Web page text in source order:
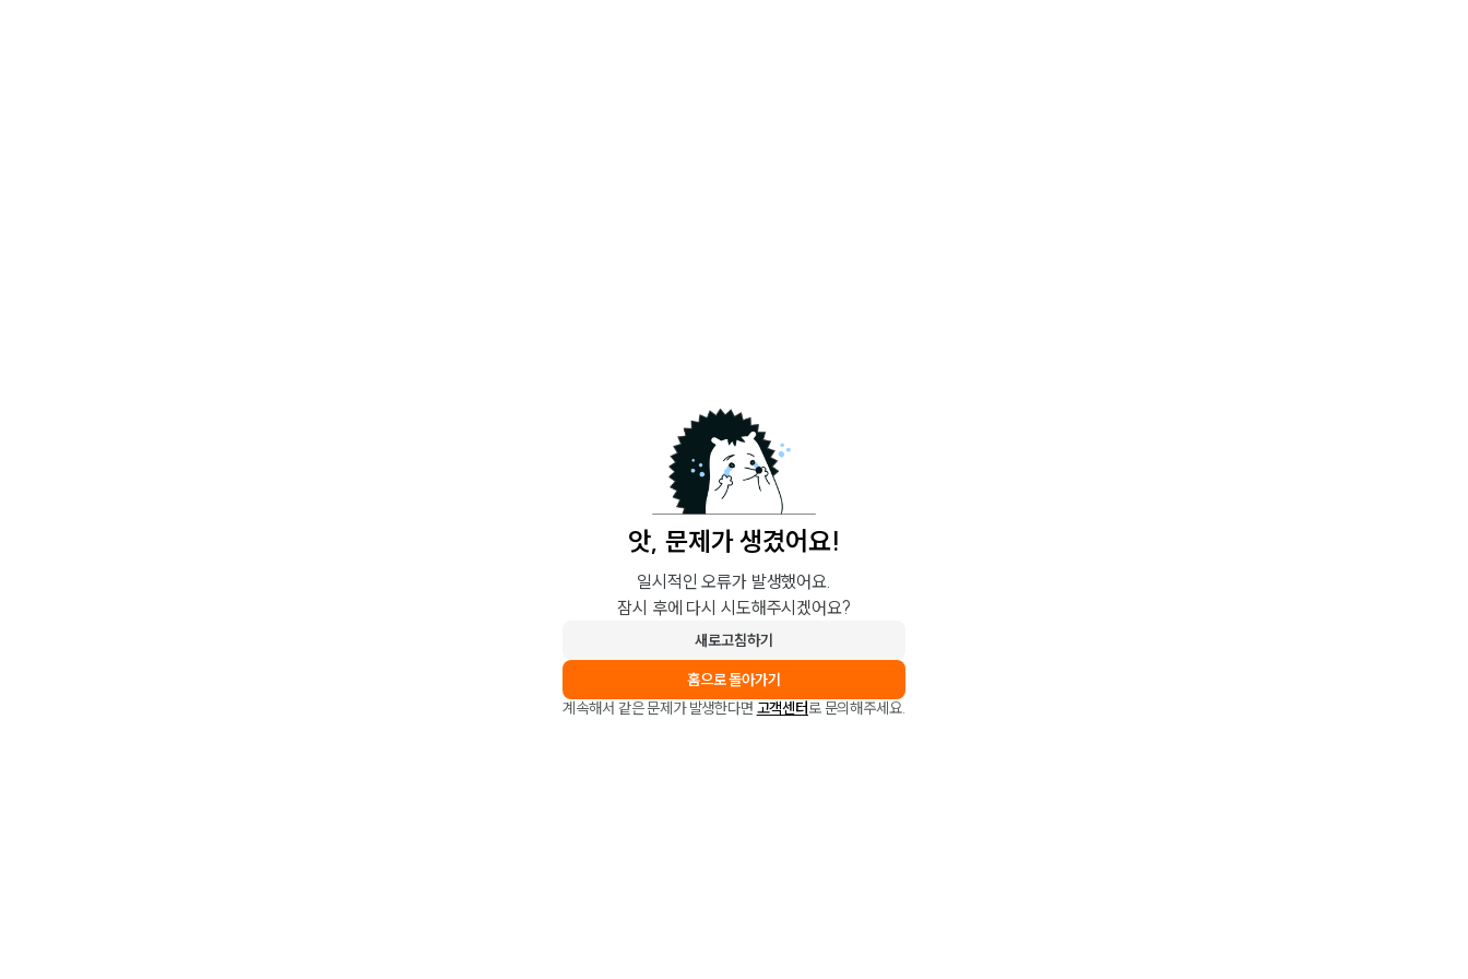
앗, 문제가 생겼어요!
일시적인 오류가 발생했어요.
잠시 후에 다시 시도해주시겠어요?
새로고침하기
홈으로 돌아가기
계속해서 같은 문제가 발생한다면 고객센터로 문의해주세요.